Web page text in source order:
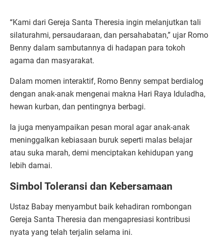
“Kami dari Gereja Santa Theresia ingin melanjutkan tali
silaturahmi, persaudaraan, dan persahabatan,” ujar Romo
Benny dalam sambutannya di hadapan para tokoh
agama dan masyarakat.
Dalam momen interaktif, Romo Benny sempat berdialog
dengan anak-anak mengenai makna Hari Raya Iduladha,
hewan kurban, dan pentingnya berbagi.
Ia juga menyampaikan pesan moral agar anak-anak
meninggalkan kebiasaan buruk seperti malas belajar
atau suka marah, demi menciptakan kehidupan yang
lebih damai.
Simbol Toleransi dan Kebersamaan
Ustaz Babay menyambut baik kehadiran rombongan
Gereja Santa Theresia dan mengapresiasi kontribusi
nyata yang telah terjalin selama ini.